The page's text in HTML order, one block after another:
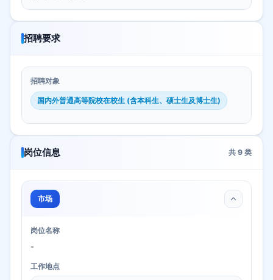
招聘要求
招聘对象
国内外普通高等院校在校生 (含本科生、硕士生及博士生)
岗位信息 共 9 类
市场
岗位名称
-
工作地点